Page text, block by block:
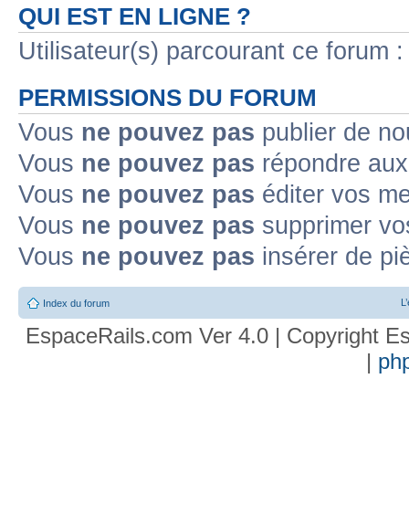
QUI EST EN LIGNE ?
Utilisateur(s) parcourant ce forum
PERMISSIONS DU FORUM
Vous ne pouvez pas publier de
Vous ne pouvez pas répondre
Vous ne pouvez pas éditer vos
Vous ne pouvez pas supprimer
Vous ne pouvez pas insérer de
Index du forum
EspaceRails.com Ver 4.0 | Copyright
|